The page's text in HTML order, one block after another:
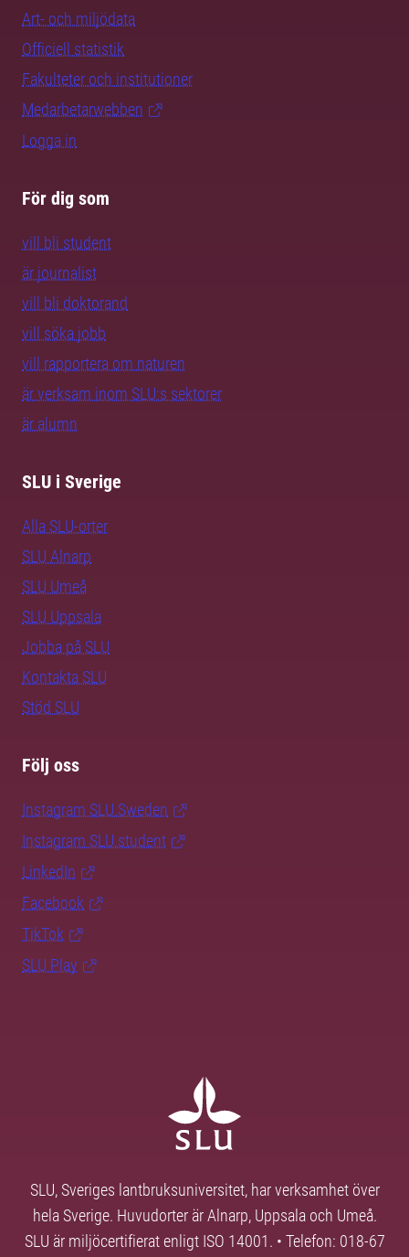
Art- och miljödata
Officiell statistik
Fakulteter och institutioner
Medarbetarwebben
Logga in
För dig som
vill bli student
är journalist
vill bli doktorand
vill söka jobb
vill rapportera om naturen
är verksam inom SLU:s sektorer
är alumn
SLU i Sverige
Alla SLU-orter
SLU Alnarp
SLU Umeå
SLU Uppsala
Jobba på SLU
Kontakta SLU
Stöd SLU
Följ oss
Instagram SLU.Sweden
Instagram SLU.student
LinkedIn
Facebook
TikTok
SLU Play
SLU, Sveriges lantbruksuniversitet, har verksamhet över
hela Sverige. Huvudorter är Alnarp, Uppsala och Umeå.
SLU är miljöcertifierat enligt ISO 14001. • Telefon: 018-67